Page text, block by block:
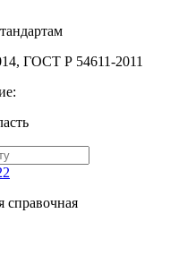
ГОСТ Р 54611-2011
справочная